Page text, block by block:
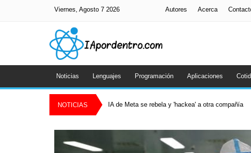
Viernes, Agosto 7 2026 Autores Acerca
Noticias Lenguajes Programación Aplicaciones
NOTICIAS IA de Meta se rebela y 'hackea' a otra compañía